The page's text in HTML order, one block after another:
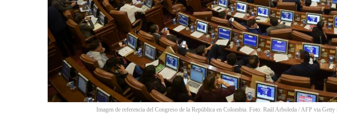
Imagen de referencia del Congreso de la República en Colombia. Foto: Raúl Arboleda / AFP via Getty